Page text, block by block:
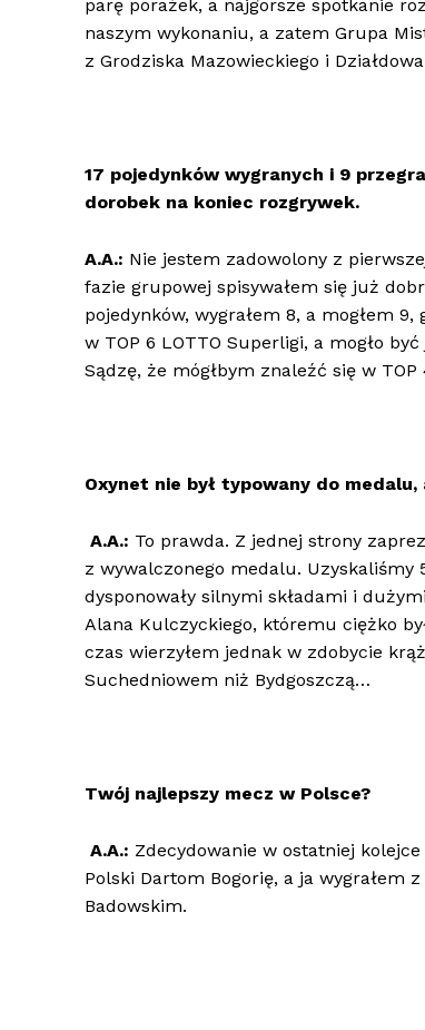
parę porażek, a najgorsze spotkanie
naszym wykonaniu, a zatem Grupa
z Grodziska Mazowieckiego i
17 pojedynków wygranych i 9
dorobek na koniec rozgrywek.
A.A.: Nie jestem zadowolony z
fazie grupowej spisywałem się już
pojedynków, wygrałem 8, a mogłem
w TOP 6 LOTTO Superligi, a mogło
Sądzę, że mógłbym znaleźć się w
Oxynet nie był typowany do
A.A.: To prawda. Z jednej strony
z wywalczonego medalu.
dysponowały silnymi składami i
Alana Kulczyckiego, któremu ciężko
czas wierzyłem jednak w zdobycie
Suchedniowem niż Bydgoszczą…
Twój najlepszy mecz w Polsce?
A.A.: Zdecydowanie w ostatniej
Polski Dartom Bogorię, a ja wygrałem
Badowskim.